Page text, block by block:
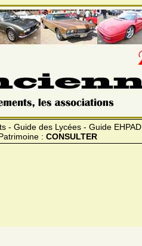
- Guide des Lycées - Guide EHPAD
: CONSULTER